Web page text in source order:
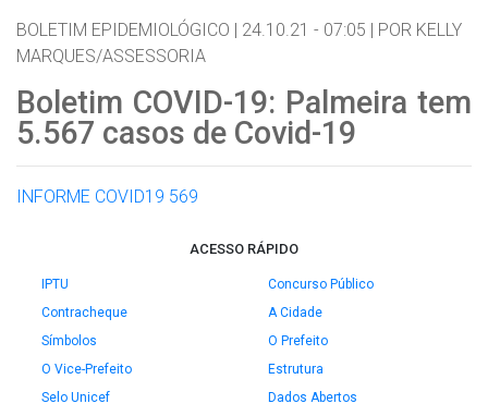
BOLETIM EPIDEMIOLÓGICO | 24.10.21 - 07:05 | POR KELLY
MARQUES/ASSESSORIA
Boletim COVID-19: Palmeira tem
5.567 casos de Covid-19
INFORME COVID19 569
ACESSO RÁPIDO
IPTU
Concurso Público
Contracheque
A Cidade
Símbolos
O Prefeito
O Vice-Prefeito
Estrutura
Selo Unicef
Dados Abertos